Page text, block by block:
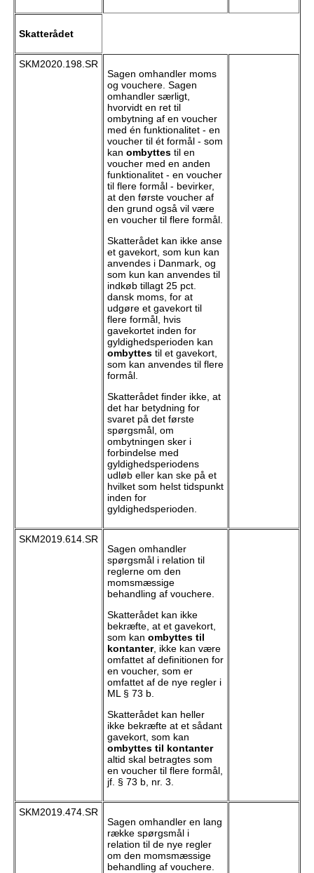
Skatterådet
SKM2020.198.SR
Sagen omhandler moms
og vouchere. Sagen
omhandler særligt,
hvorvidt en ret til
ombytning af en voucher
med én funktionalitet - en
voucher til ét formål - som
kan ombyttestil en
voucher med en anden
funktionalitet - en voucher
til flere formål - bevirker,
at den første voucher af
den grund også vil være
en voucher til flere formål.
Skatterådet kan ikke anse
et gavekort, som kun kan
anvendes i Danmark, og
som kun kan anvendes til
indkøb tillagt 25 pct.
dansk moms, for at
udgøre et gavekort til
flere formål, hvis
gavekortet inden for
gyldighedsperioden kan
ombyttestil et gavekort,
som kan anvendes til flere
formål.
Skatterådet finder ikke, at
det har betydning for
svaret på det første
spørgsmål, om
ombytningen sker i
forbindelse med
gyldighedsperiodens
udløb eller kan ske på et
hvilket som helst tidspunkt
inden for
gyldighedsperioden.
SKM2019.614.SR
Sagen omhandler
spørgsmål i relation til
reglerne om den
momsmæssige
behandling af vouchere.
Skatterådet kan ikke
bekræfte, at et gavekort,
som kan ombyttes til
kontanter, ikke kan være
omfattet af definitionen for
en voucher, som er
omfattet af de nye regler i
ML § 73 b.
Skatterådet kan heller
ikke bekræfte at et sådant
gavekort, som kan
ombyttes til kontanter
altid skal betragtes som
en voucher til flere formål,
jf. § 73 b, nr. 3.
SKM2019.474.SR
Sagen omhandler en lang
række spørgsmål i
relation til de nye regler
om den momsmæssige
behandling af vouchere.